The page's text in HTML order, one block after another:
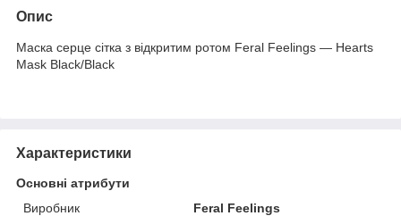
Опис
Маска серце сітка з відкритим ротом Feral Feelings — Hearts
Mask Black/Black
Характеристики
Основні атрибути
Виробник
Feral Feelings